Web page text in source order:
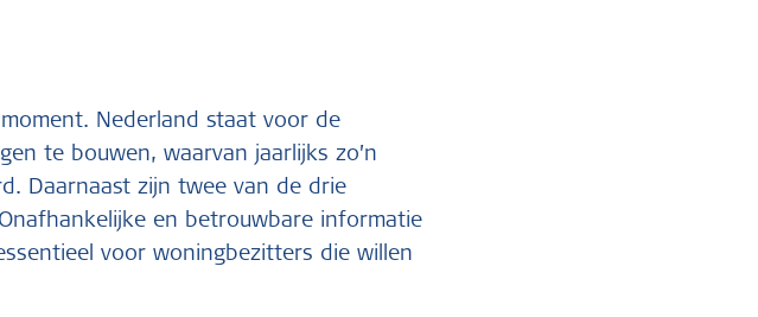
Nederland staat voor de
te bouwen, waarvan jaarlijks zo’n
Daarnaast zijn twee van de drie
en betrouwbare informatie
voor woningbezitters die willen